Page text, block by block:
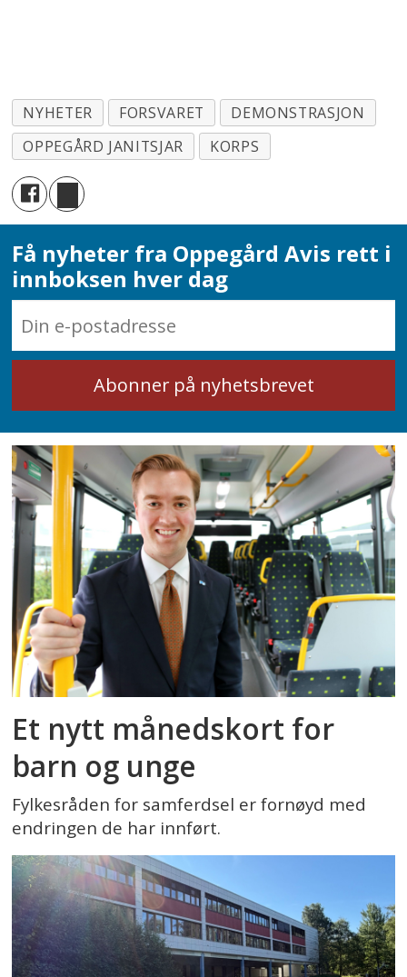
NYHETER FORSVARET
DEMONSTRASJON
OPPEGÅRD JANITSJAR
KORPS
Få nyheter fra Oppegård Avis rett i
innboksen hver dag
Et nytt månedskort for
barn og unge
Fylkesråden for samferdsel er fornøyd med
endringen de har innført.